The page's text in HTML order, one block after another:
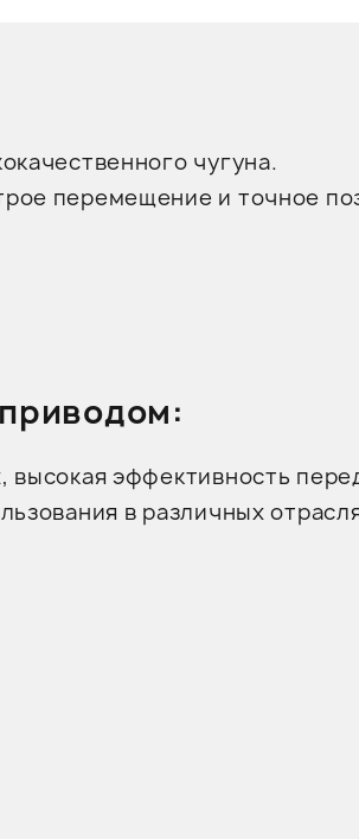
чугуна.
перемещение и точное
эффективность
в различных